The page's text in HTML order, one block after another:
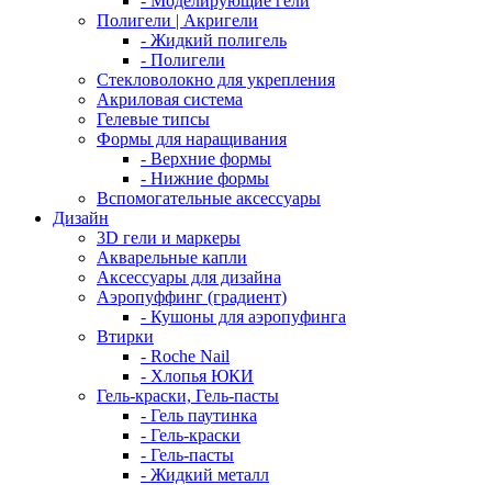
Полигели | Акригели
- Жидкий полигель
- Полигели
Стекловолокно для укрепления
Акриловая система
Гелевые типсы
Формы для наращивания
- Верхние формы
- Нижние формы
Вспомогательные аксессуары
Дизайн
3D гели и маркеры
Акварельные капли
Аксессуары для дизайна
Аэропуффинг (градиент)
- Кушоны для аэропуфинга
Втирки
- Roche Nail
- Хлопья ЮКИ
Гель-краски, Гель-пасты
- Гель паутинка
- Гель-краски
- Гель-пасты
- Жидкий металл